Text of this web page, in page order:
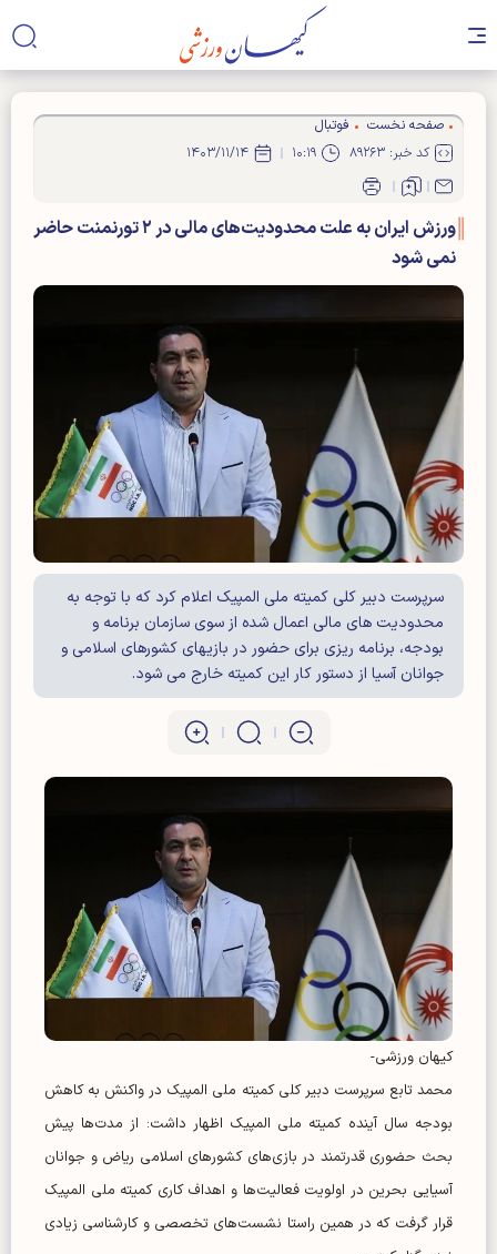
صفحه نخست
فوتبال
کد خبر: ۸۹۲۶۳
۱۰:۱۹ ۱۴۰۳/۱۱/۱۴
ورزش ایران به علت محدودیت‌های مالی در ۲ تورنمنت حاضر
نمی شود
سرپرست دبیر کلی کمیته ملی المپیک اعلام کرد که با توجه به
محدودیت های مالی اعمال شده از سوی سازمان برنامه و
بودجه، برنامه ریزی برای حضور در بازیهای کشورهای اسلامی و
جوانان آسیا از دستور کار این کمیته خارج می شود.
کیهان ورزشی-
محمد تابع سرپرست دبیر کلی کمیته ملی المپیک در واکنش به کاهش
بودجه سال آینده کمیته ملی المپیک اظهار داشت: از مدت‌ها پیش
بحث حضوری قدرتمند در بازی‌های کشور‌های اسلامی ریاض و جوانان
آسیایی بحرین در اولویت فعالیت‌ها و اهداف کاری کمیته ملی المپیک
قرار گرفت که در همین راستا نشست‌های تخصصی و کارشناسی زیادی